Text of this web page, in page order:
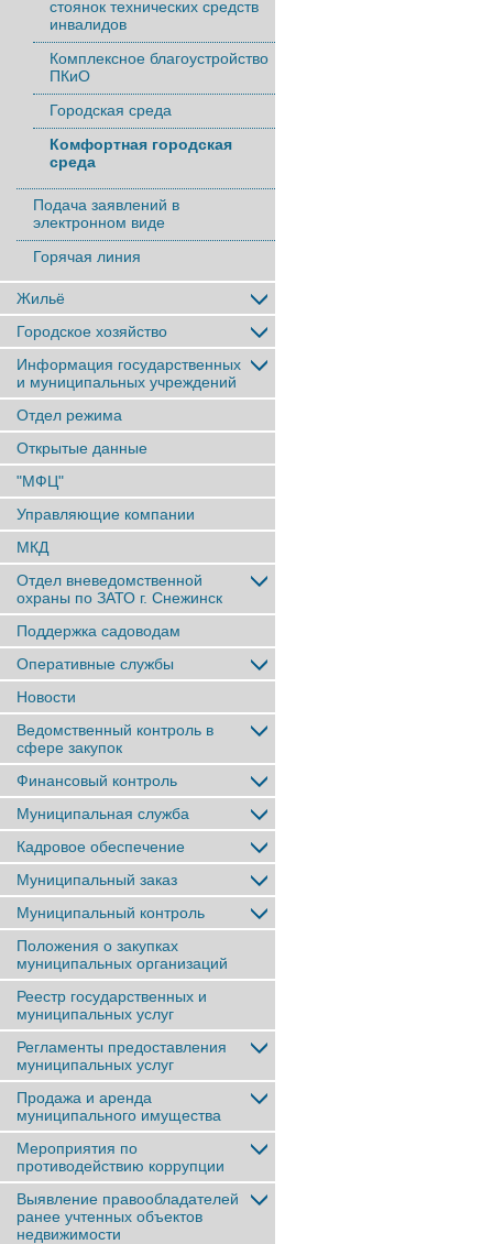
стоянок технических средств
инвалидов
Комплексное благоустройство
ПКиО
Городская среда
Комфортная городская
среда
Подача заявлений в
электронном виде
Горячая линия
Жильё
Городское хозяйство
Информация государственных
и муниципальных учреждений
Отдел режима
Открытые данные
"МФЦ"
Управляющие компании
МКД
Отдел вневедомственной
охраны по ЗАТО г. Снежинск
Поддержка садоводам
Оперативные службы
Новости
Ведомственный контроль в
сфере закупок
Финансовый контроль
Муниципальная служба
Кадровое обеспечение
Муниципальный заказ
Муниципальный контроль
Положения о закупках
муниципальных организаций
Реестр государственных и
муниципальных услуг
Регламенты предоставления
муниципальных услуг
Продажа и аренда
муниципального имущества
Мероприятия по
противодействию коррупции
Выявление правообладателей
ранее учтенныx объектов
недвижимости